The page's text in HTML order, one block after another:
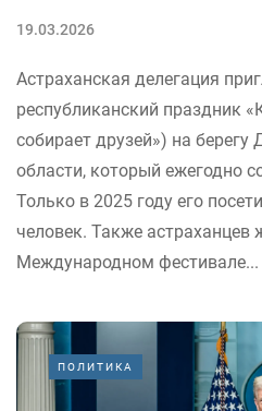
19.03.2026
Астраханская делегация
республиканский праздник
собирает друзей») на
области, который ежегодно
Только в 2025 году его
человек. Также астраханцев
Международном фестивале...
ПОЛИТИКА